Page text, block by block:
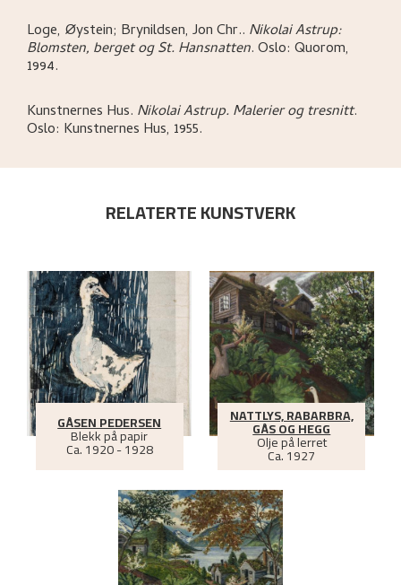
Loge, Øystein; Brynildsen, Jon Chr.. Nikolai Astrup:
Blomsten, berget og St. Hansnatten.Oslo: Quorom,
1994.
Kunstnernes Hus. Nikolai Astrup. Malerier og tresnitt.
Oslo: Kunstnernes Hus, 1955.
RELATERTE KUNSTVERK
GÅSEN PEDERSEN
Blekk på papir
Ca.1920 - 1928
NATTLYS, RABARBRA,
GÅS OG HEGG
Olje på lerret
Ca.1927